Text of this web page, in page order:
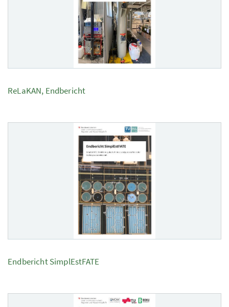
ReLaKAN, Endbericht
Endbericht SimplEstFATE